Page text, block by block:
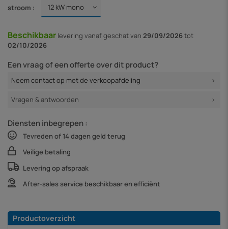
stroom :
Beschikbaar levering vanafgeschat van 29/09/2026tot
02/10/2026
Een vraag of een offerte over dit product?
Neem contact op met de verkoopafdeling
Vragen & antwoorden
Diensten inbegrepen :
Tevreden of 14 dagen geld terug
Veilige betaling
Levering op afspraak
After-sales service beschikbaar en efficiënt
Productoverzicht